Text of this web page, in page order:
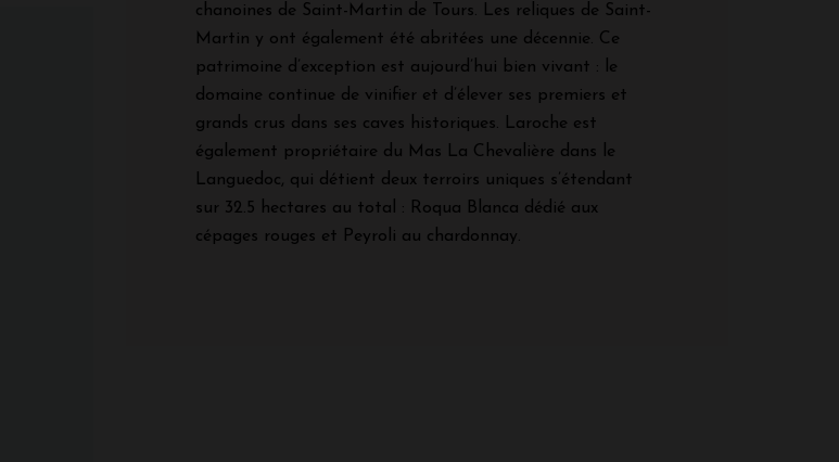
chanoines de Saint-Martin de Tours. Les reliques de Saint-
Martin y ont également été abritées une décennie. Ce
patrimoine d’exception est aujourd’hui bien vivant : le
domaine continue de vinifier et d’élever ses premiers et
grands crus dans ses caves historiques. Laroche est
également propriétaire du Mas La Chevalière dans le
Languedoc, qui détient deux terroirs uniques s’étendant
sur 32.5 hectares au total : Roqua Blanca dédié aux
cépages rouges et Peyroli au chardonnay.